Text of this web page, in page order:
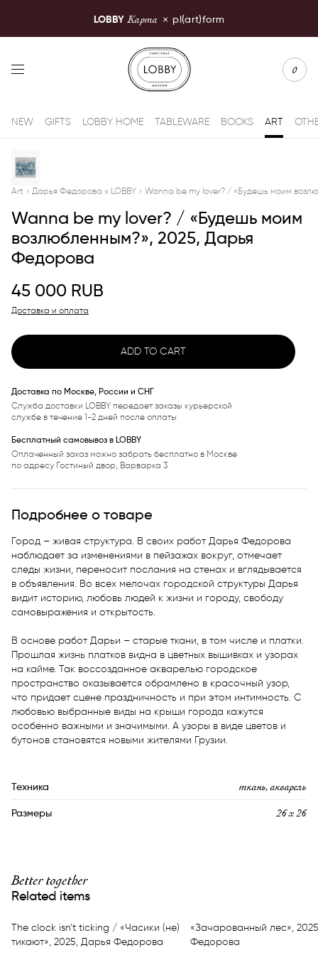
LOBBY Карта × pl(art)form
LOBBY Moscow
0
NEW GIFTS LOBBY HOME TABLEWARE BOOKS ART
Art › Дарья Федорова x LOBBY › Wanna be my lover? / «Будешь моим
Wanna be my lover? / «Будешь моим
возлюбленным?», 2025, Дарья
Федорова
45 000 RUB
Доставка и оплата
ADD TO CART
Доставка по Москве, России и СНГ
Служба доставки LOBBY передает заказы курьерской
службе в течение 1-2 дней после оплаты
Бесплатный самовывоз в LOBBY
Оплаченный заказ можно забрать бесплатно в Москве
по адресу Гостиный двор, Варварка 3
Подробнее о товаре
Город – живая структура. В своих работ Дарья Федорова
наблюдает за изменениями в пейзажах вокруг, отмечает
следы жизни, переносит послания на стенах и вглядывается
в объявления. Во всех мелочах городской структуры Дарья
видит историю, любовь людей к жизни и городу, свободу
самовыражения и открытость.
В основе работ Дарьи – старые ткани, в том числе и платки.
Прошлая жизнь платков видна в цветных вышивках и узорах
на кайме. Так воссозданное акварелью городское
пространство оказывается обрамлено в красочный узор,
что придает сцене праздничность и при этом интимность. С
любовью выбранные виды на крыши города кажутся
особенно важными и значимыми. А узоры в виде цветов и
бутонов становятся новыми жителями Грузии.
Техника ткань, акварель
Размеры 26 x 26
Better together
Related items
The clock isn’t ticking / «Часики (не)
тикают», 2025, Дарья Федорова
«Зачарованный лес»,
Федорова